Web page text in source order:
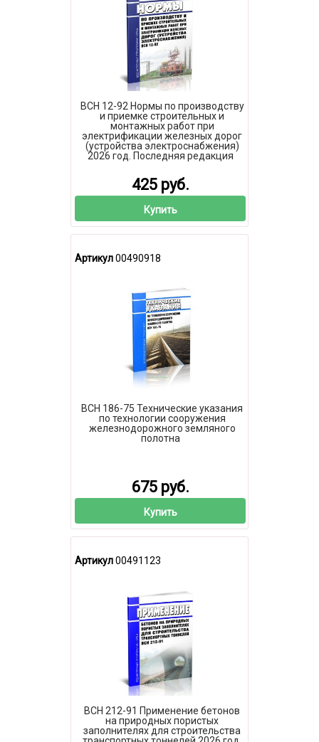
ВСН 12-92 Нормы по производству
и приемке строительных и
монтажных работ при
электрификации железных дорог
(устройства электроснабжения)
2026 год. Последняя редакция
425 руб.
Купить
Артикул00490918
ВСН 186-75 Технические указания
по технологии сооружения
железнодорожного земляного
полотна
675 руб.
Купить
Артикул00491123
ВСН 212-91 Применение бетонов
на природных пористых
заполнителях для строительства